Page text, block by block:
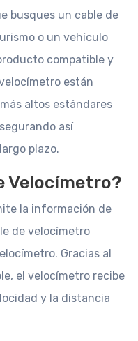
busques un cable de
o un vehículo
compatible y
están
altos estándares
así
plazo.
Velocímetro?
la información de
de velocímetro
Gracias al
el velocímetro recibe
y la distancia